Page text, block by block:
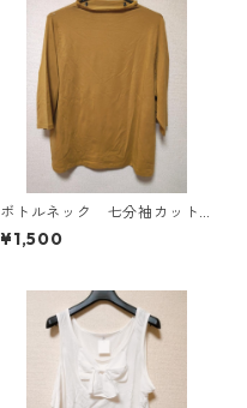
ボトルネック 七分袖カット
ソー ４Ｌ マスタード KA
E-4817
¥1,500